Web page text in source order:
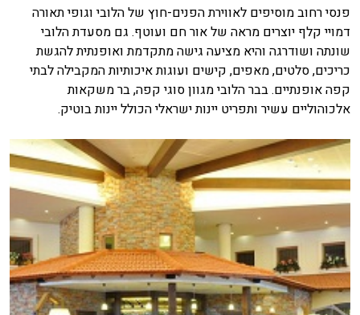
פנסי רחוב מוסיפים לאווירת הפנים-חוץ של הלובי וגופי תאורה
דמויי קלף יוצרים מראה של אור חם ועוטף. גם מסעדת הלובי
שונתה ושודרגה והיא מציעה גישה מתקדמת ואופנתית להגשת
כריכים, סלטים, מאפים, קישים ועוגות איכותיות המקבילה לבתי
קפה אופנתיים. בבר הלובי מגוון סוגי קפה, בר משקאות
אלכוהוליים עשיר ותפריט יינות ישראלי הכולל יינות בוטיק.